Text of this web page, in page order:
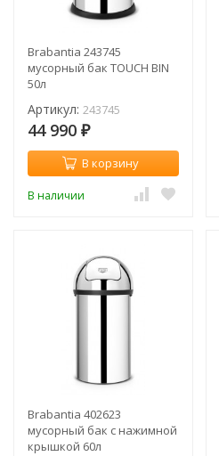
Brabantia 243745
мусорный бак TOUCH BIN
50л
Артикул: 243745
44 990 ₽
В корзину
В наличии
Brabantia 402623
мусорный бак с нажимной
крышкой 60л